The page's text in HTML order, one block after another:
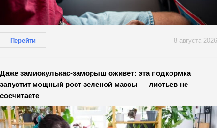
Перейти 8 августа 2026
Даже замиокулькас-заморыш оживёт: эта подкормка
запустит мощный рост зеленой массы — листьев не
сосчитаете